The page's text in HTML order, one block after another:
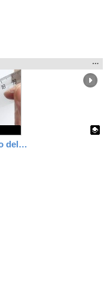
Trucos para el correcto uso del compás y la regla
la
…